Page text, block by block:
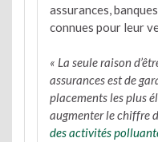
assurances,
connues pour leur
« La seule raison
assurances est de
placements les plus
augmenter le chiffre
des activités